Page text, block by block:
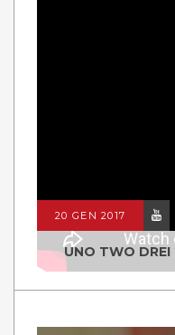
20 GEN 2017